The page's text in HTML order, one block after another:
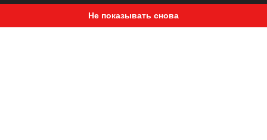
Не показывать снова
РЕКОМЕНДУЕМ